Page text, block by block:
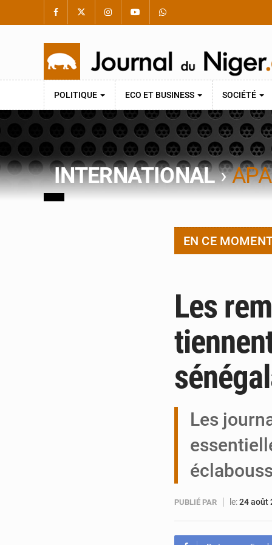
POLITIQUE ECO ET BUSINESS SOCIÉTÉ
INTERNATIONAL›APA
EN CE
Les
Les
PUBLIÉ PAR le:24 août